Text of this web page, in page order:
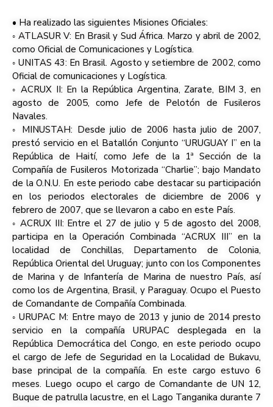
• Ha realizado las siguientes Misiones Oficiales:
◦ ATLASUR V: En Brasil y Sud África. Marzo y abril de 2002,
como Oficial de Comunicaciones y Logística.
◦ UNITAS 43: En Brasil. Agosto y setiembre de 2002, como
Oficial de comunicaciones y Logística.
◦ ACRUX II: En la República Argentina, Zarate, BIM 3, en
agosto de 2005, como Jefe de Pelotón de Fusileros
Navales.
◦ MINUSTAH: Desde julio de 2006 hasta julio de 2007,
prestó servicio en el Batallón Conjunto “URUGUAY I” en la
República de Haití, como Jefe de la 1ª Sección de la
Compañía de Fusileros Motorizada “Charlie”; bajo Mandato
de la O.N.U. En este periodo cabe destacar su participación
en los periodos electorales de diciembre de 2006 y
febrero de 2007, que se llevaron a cabo en este País.
◦ ACRUX III: Entre el 27 de julio y 5 de agosto del 2008,
participa en la Operación Combinada “ACRUX III” en la
localidad de Conchillas, Departamento de Colonia,
República Oriental del Uruguay; junto con los Componentes
de Marina y de Infantería de Marina de nuestro País, así
como los de Argentina, Brasil, y Paraguay. Ocupo el Puesto
de Comandante de Compañía Combinada.
◦ URUPAC M: Entre mayo de 2013 y junio de 2014 presto
servicio en la compañía URUPAC desplegada en la
República Democrática del Congo, en este periodo ocupo
el cargo de Jefe de Seguridad en la Localidad de Bukavu,
base principal de la compañía. En este cargo estuvo 6
meses. Luego ocupo el cargo de Comandante de UN 12,
Buque de patrulla lacustre, en el Lago Tanganika durante 7